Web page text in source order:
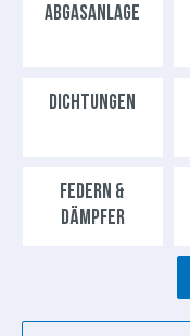
ABGASANLAGE
DICHTUNGEN
FEDERN &
DÄMPFER